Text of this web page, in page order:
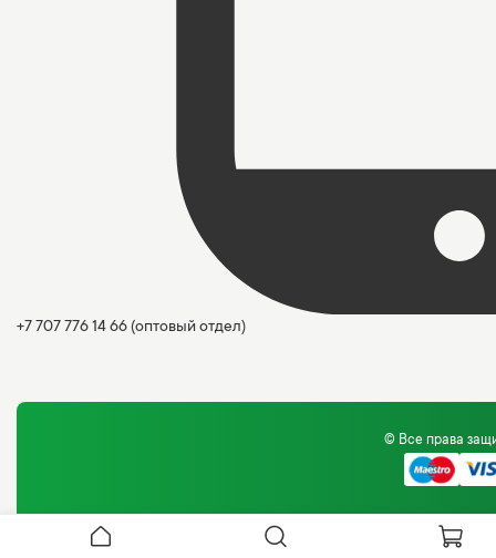
+7 707 776 14 66 (оптовый отдел)
© Все права